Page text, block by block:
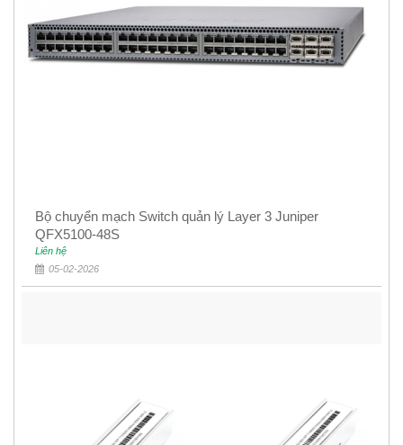
Bộ chuyển mạch Switch quản lý Layer 3 Juniper
QFX5100-48S
Liên hệ
05-02-2026